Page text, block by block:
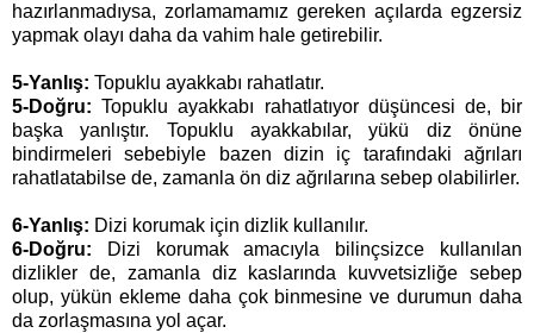
hazırlanmadıysa, zorlamamamız gereken açılarda egzersiz
yapmak olayı daha da vahim hale getirebilir.
5-Yanlış: Topuklu ayakkabı rahatlatır.
5-Doğru: Topuklu ayakkabı rahatlatıyor düşüncesi de, bir
başka yanlıştır. Topuklu ayakkabılar, yükü diz önüne
bindirmeleri sebebiyle bazen dizin iç tarafındaki ağrıları
rahatlatabilse de, zamanla ön diz ağrılarına sebep olabilirler.
6-Yanlış: Dizi korumak için dizlik kullanılır.
6-Doğru: Dizi korumak amacıyla bilinçsizce kullanılan
dizlikler de, zamanla diz kaslarında kuvvetsizliğe sebep
olup, yükün ekleme daha çok binmesine ve durumun daha
da zorlaşmasına yol açar.